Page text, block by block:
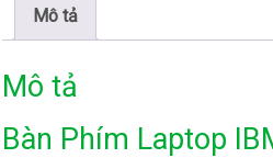
Mô tả
Mô tả
Bàn Phím Laptop